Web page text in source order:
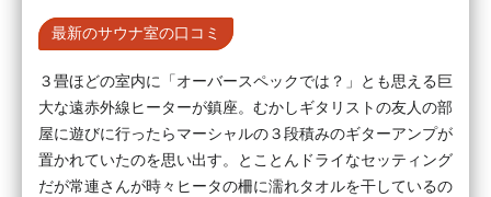
最新のサウナ室の口コミ
３畳ほどの室内に「オーバースペックでは？」とも思える巨
大な遠赤外線ヒーターが鎮座。むかしギタリストの友人の部
屋に遊びに行ったらマーシャルの３段積みのギターアンプが
置かれていたのを思い出す。とことんドライなセッティング
だが常連さんが時々ヒータの柵に濡れタオルを干しているの